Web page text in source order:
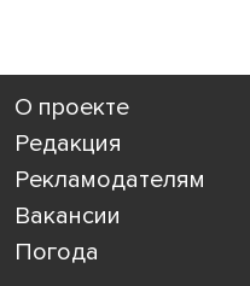
О проекте
Редакция
Рекламодателям
Вакансии
Погода